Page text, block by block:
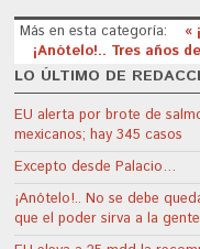
Más en esta categoría:
«
¡Anótelo!.. Tres años
LO ÚLTIMO DE
EU alerta por brote de
mexicanos; hay 345 casos
Excepto desde Palacio…
¡Anótelo!.. No se debe
que el poder sirva a la